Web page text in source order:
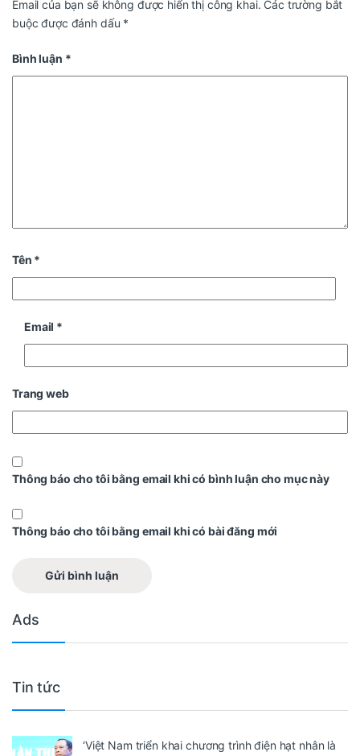
Email của bạn sẽ không được hiển thị công khai. Các trường bắt
buộc được đánh dấu *
Bình luận *
Tên *
Email *
Trang web
Thông báo cho tôi bằng email khi có bình luận cho mục này
Thông báo cho tôi bằng email khi có bài đăng mới
Ads
Tin tức
‘Việt Nam triển khai chương trình điện hạt nhân là